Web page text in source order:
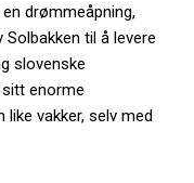
drømmeåpning,
til å levere
slovenske
enorme
vakker, selv med